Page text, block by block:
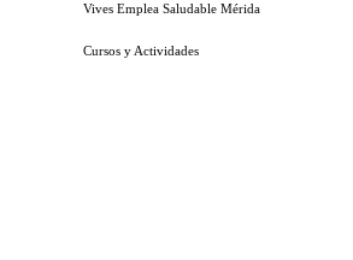
Vives Emplea Saludable Mérida
Cursos y Actividades